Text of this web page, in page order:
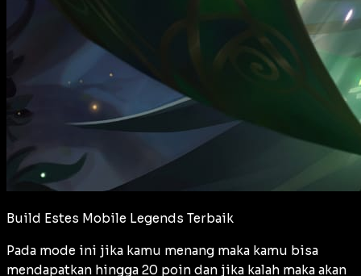
Build Estes Mobile Legends Terbaik
Pada mode ini jika kamu menang maka kamu bisa
mendapatkan hingga 20 poin dan jika kalah maka akan